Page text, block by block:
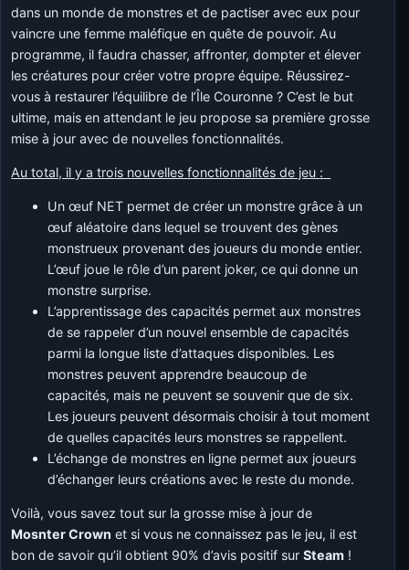
dans un monde de monstres et de pactiser avec eux pour
vaincre une femme maléfique en quête de pouvoir. Au
programme, il faudra chasser, affronter, dompter et élever
les créatures pour créer votre propre équipe. Réussirez-
vous à restaurer l’équilibre de l’Île Couronne ? C’est le but
ultime, mais en attendant le jeu propose sa première grosse
mise à jour avec de nouvelles fonctionnalités.
Au total, il y a trois nouvelles fonctionnalités de jeu :
Un œuf NET permet de créer un monstre grâce à un
œuf aléatoire dans lequel se trouvent des gènes
monstrueux provenant des joueurs du monde entier.
L’œuf joue le rôle d’un parent joker, ce qui donne un
monstre surprise.
L’apprentissage des capacités permet aux monstres
de se rappeler d’un nouvel ensemble de capacités
parmi la longue liste d’attaques disponibles. Les
monstres peuvent apprendre beaucoup de
capacités, mais ne peuvent se souvenir que de six.
Les joueurs peuvent désormais choisir à tout moment
de quelles capacités leurs monstres se rappellent.
L’échange de monstres en ligne permet aux joueurs
d’échanger leurs créations avec le reste du monde.
Voilà, vous savez tout sur la grosse mise à jour de
Mosnter Crown et si vous ne connaissez pas le jeu, il est
bon de savoir qu’il obtient 90% d’avis positif surSteam !